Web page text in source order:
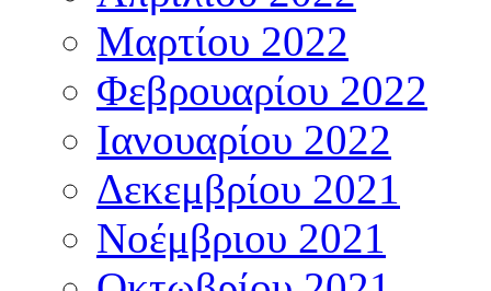
Μαρτίου 2022
Φεβρουαρίου 2022
Ιανουαρίου 2022
Δεκεμβρίου 2021
Νοέμβριου 2021